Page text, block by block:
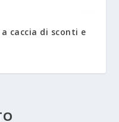
caccia di sconti e